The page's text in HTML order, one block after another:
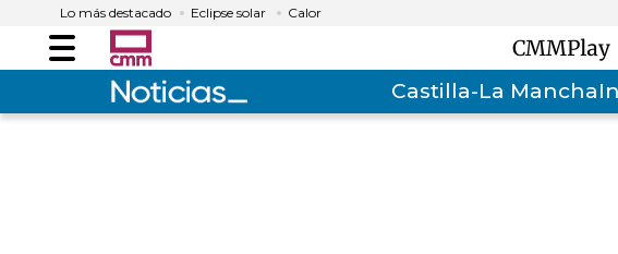
Lo más destacado Eclipse solar Calor
Menú CMMPlay
Castilla-La Mancha